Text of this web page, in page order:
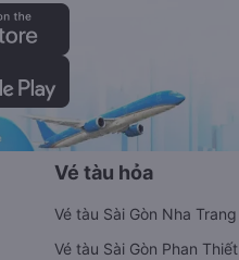
Vé tàu hỏa
Vé tàu Sài Gòn Nha Trang
Vé tàu Sài Gòn Phan Thiết